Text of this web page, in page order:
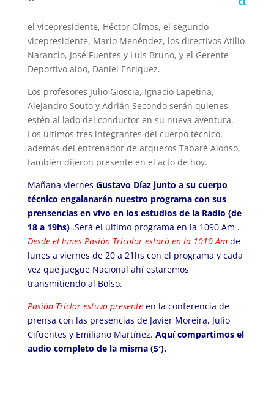
el vicepresidente, Héctor Olmos, el segundo
vicepresidente, Mario Menéndez, los directivos Atilio
Narancio, José Fuentes y Luis Bruno, y el Gerente
Deportivo albo, Daniel Enríquez.
Los profesores Julio Gioscia, Ignacio Lapetina,
Alejandro Souto y Adrián Secondo serán quienes
estén al lado del conductor en su nueva aventura.
Los últimos tres integrantes del cuerpo técnico,
además del entrenador de arqueros Tabaré Alonso,
también dijeron presente en el acto de hoy.
Mañana viernes Gustavo Díaz junto a su cuerpo
técnico engalanarán nuestro programa con sus
prensencias en vivo en los estudios de la Radio (de
18 a 19hs).Será el último programa en la 1090 Am .
Desde el lunes Pasión Tricolor estará en la 1010 Amde
lunes a viernes de 20 a 21hs con el programa y cada
vez que juegue Nacional ahí estaremos
transmitiendo al Bolso.
Pasión Triclor estuvo presente en la conferencia de
prensa con las presencias de Javier Moreira, Julio
Cifuentes y Emiliano Martínez. Aquí compartimos el
audio completo de la misma (5′).